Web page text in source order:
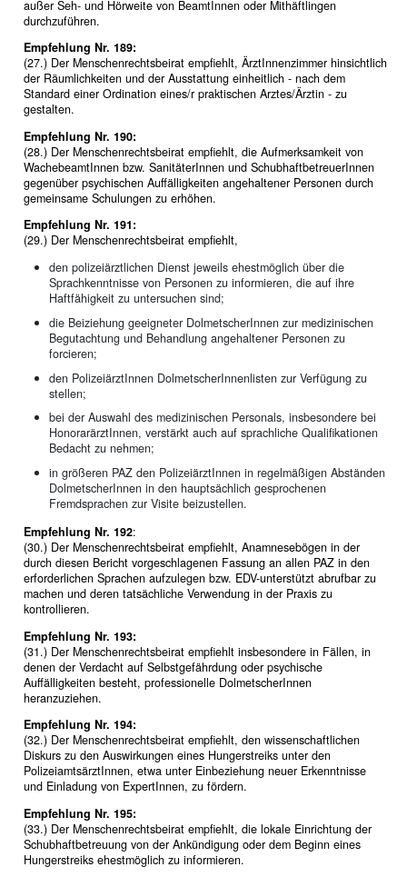
außer Seh- und Hörweite von BeamtInnen oder Mithäftlingen
durchzuführen.
Empfehlung Nr. 189:
(27.) Der Menschenrechtsbeirat empfiehlt, ÄrztInnenzimmer hinsichtlich
der Räumlichkeiten und der Ausstattung einheitlich - nach dem
Standard einer Ordination eines/r praktischen Arztes/Ärztin - zu
gestalten.
Empfehlung Nr. 190:
(28.) Der Menschenrechtsbeirat empfiehlt, die Aufmerksamkeit von
WachebeamtInnen bzw. SanitäterInnen und SchubhaftbetreuerInnen
gegenüber psychischen Auffälligkeiten angehaltener Personen durch
gemeinsame Schulungen zu erhöhen.
Empfehlung Nr. 191:
(29.) Der Menschenrechtsbeirat empfiehlt,
den polizeiärztlichen Dienst jeweils ehestmöglich über die
Sprachkenntnisse von Personen zu informieren, die auf ihre
Haftfähigkeit zu untersuchen sind;
die Beiziehung geeigneter DolmetscherInnen zur medizinischen
Begutachtung und Behandlung angehaltener Personen zu
forcieren;
den PolizeiärztInnen DolmetscherInnenlisten zur Verfügung zu
stellen;
bei der Auswahl des medizinischen Personals, insbesondere bei
HonorarärztInnen, verstärkt auch auf sprachliche Qualifikationen
Bedacht zu nehmen;
in größeren PAZ den PolizeiärztInnen in regelmäßigen Abständen
DolmetscherInnen in den hauptsächlich gesprochenen
Fremdsprachen zur Visite beizustellen.
Empfehlung Nr. 192:
(30.) Der Menschenrechtsbeirat empfiehlt, Anamnesebögen in der
durch diesen Bericht vorgeschlagenen Fassung an allen PAZ in den
erforderlichen Sprachen aufzulegen bzw. EDV-unterstützt abrufbar zu
machen und deren tatsächliche Verwendung in der Praxis zu
kontrollieren.
Empfehlung Nr. 193:
(31.) Der Menschenrechtsbeirat empfiehlt insbesondere in Fällen, in
denen der Verdacht auf Selbstgefährdung oder psychische
Auffälligkeiten besteht, professionelle DolmetscherInnen
heranzuziehen.
Empfehlung Nr. 194:
(32.) Der Menschenrechtsbeirat empfiehlt, den wissenschaftlichen
Diskurs zu den Auswirkungen eines Hungerstreiks unter den
PolizeiamtsärztInnen, etwa unter Einbeziehung neuer Erkenntnisse
und Einladung von ExpertInnen, zu fördern.
Empfehlung Nr. 195:
(33.) Der Menschenrechtsbeirat empfiehlt, die lokale Einrichtung der
Schubhaftbetreuung von der Ankündigung oder dem Beginn eines
Hungerstreiks ehestmöglich zu informieren.